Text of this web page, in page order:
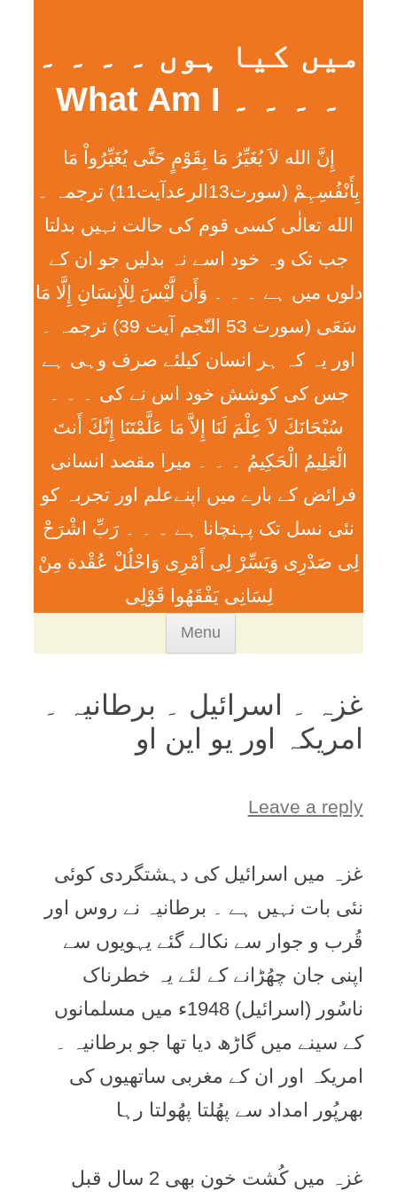
میں کیا ہوں ۔ ۔ ۔ ۔
۔ ۔ ۔ ۔ What Am I
إِنَّ الله لاَ يُغَيِّرُ مَا بِقَوْمٍ حَتَّی يُغَيِّرُواْ مَا
بِأَنْفُسِہِمْ (سورت13الرعدآیت11) ترجمہ ۔
الله تعالٰی کسی قوم کی حالت نہیں بدلتا
جب تک وہ خود اسے نہ بدلیں جو ان کے
دلوں میں ہے ۔ ۔ ۔ وَأَن لَّيْسَ لِلْإِنسَانِ إِلَّا مَا
سَعَی (سورت 53 النّجم آیت 39) ترجمہ ۔
اور یہ کہ ہر انسان کیلئے صرف وہی ہے
جس کی کوشش خود اس نے کی ۔ ۔ ۔
سُبْحَانَكَ لاَ عِلْمَ لَنَا إِلاَّ مَا عَلَّمْتَنَا إِنَّكَ أَنتَ
الْعَلِيمُ الْحَكِيمُ ۔ ۔ ۔ ميرا مقصد انسانی
فرائض کے بارے میں اپنےعلم اور تجربہ کو
نئی نسل تک پہنچانا ہے ۔ ۔ ۔ رَبِّ اشْرَحْ
لِی صَدْرِی وَيَسِّرْ لِی أَمْرِی وَاحْلُلْ عُقْدة مِنْ
لِسَانِی يَفْقَھُوا قَوْلِی
Menu
content
غزہ ۔ اسرائیل ۔ برطانیہ ۔
امریکہ اور یو این او
Leave a reply
غزہ میں اسرائیل کی دہشتگردی کوئی
نئی بات نہیں ہے ۔ برطانیہ نے روس اور
قُرب و جوار سے نکالے گئے یہویوں سے
اپنی جان چھُڑانے کے لئے یہ خطرناک
ناسُور (اسرائیل) 1948ء میں مسلمانوں
کے سینے میں گاڑھ دیا تھا جو برطانیہ ۔
امریکہ اور ان کے مغربی ساتھیوں کی
بھرپُور امداد سے پھُلتا پھُولتا رہا
غزہ میں کُشت خون بھی 2 سال قبل